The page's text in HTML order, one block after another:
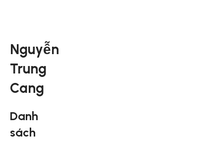
Nguyễn
Trung
Cang
Danh
sách